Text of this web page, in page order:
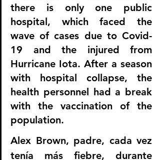
there is only one public
hospital, which faced the
wave of cases due to Covid-
19 and the injured from
Hurricane Iota. After a season
with hospital collapse, the
health personnel had a break
with the vaccination of the
population.
Alex Brown, padre, cada vez
tenía más fiebre, durante